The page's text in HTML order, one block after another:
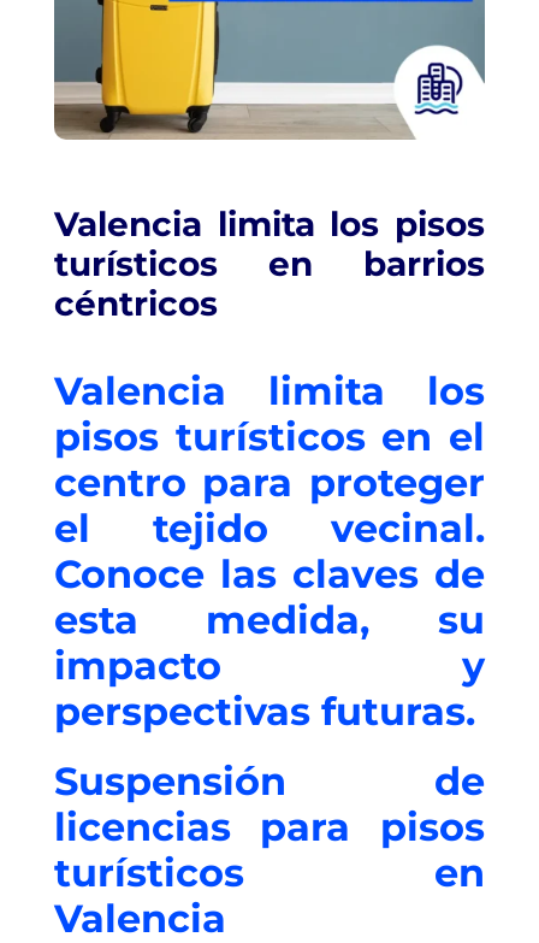
Valencia limita los pisos
turísticos en barrios
céntricos
Valencia limita los
pisos turísticos en el
centro para proteger
el tejido vecinal.
Conoce las claves de
esta medida, su
impacto y
perspectivas futuras.
Suspensión de
licencias para pisos
turísticos en
Valencia